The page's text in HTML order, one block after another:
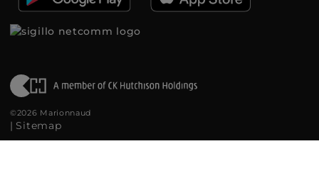
©2026 Marionnaud
| Sitemap